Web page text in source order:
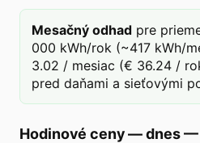
Mesačný odhad pre
000 kWh/rok (~417 kWh/
3.02 / mesiac (€ 36.24 /
pred daňami a sieťovými
Hodinové ceny — dnes—